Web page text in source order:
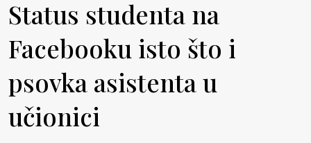
Status studenta na
Facebooku isto što i
psovka asistenta u
učionici